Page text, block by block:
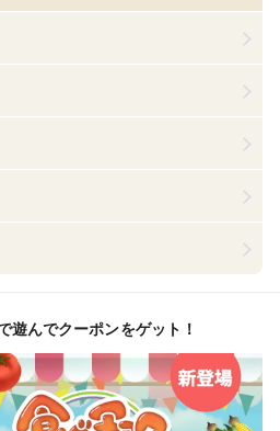
遊んでクーポンをゲット！